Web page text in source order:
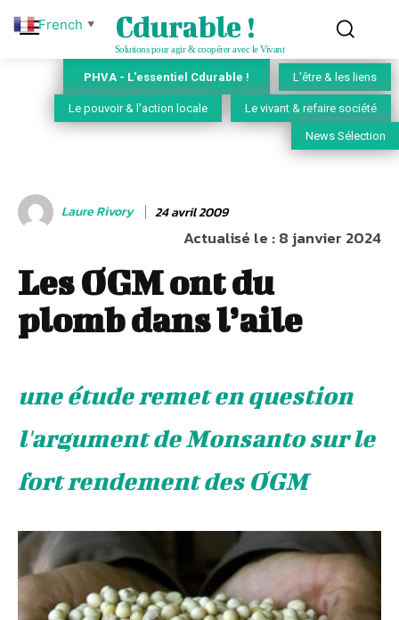
Cdurable !
Solutions pour agir & coopérer avec le Vivant
PHVA - L'essentiel Cdurable ! L'être & les liens
Le pouvoir & l'action locale Le vivant & refaire société
News Sélection
Laure Rivory 24 avril 2009
Actualisé le :8 janvier 2024
Les OGM ont du
plomb dans l’aile
une étude remet en question
l'argument de Monsanto sur le
fort rendement des OGM
French ▼